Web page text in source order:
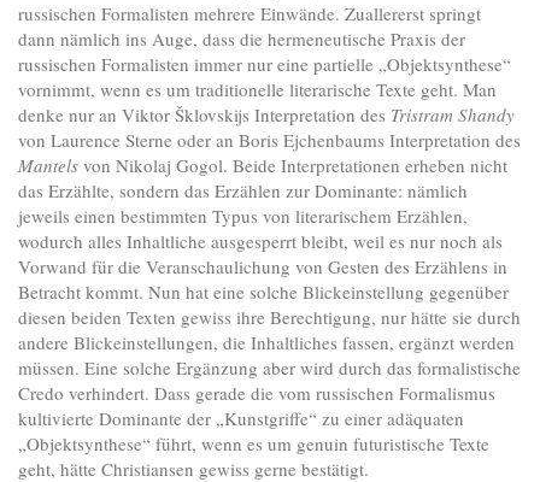
russischen Formalisten mehrere Einwände. Zuallererst springt
dann nämlich ins Auge, dass die hermeneutische Praxis der
russischen Formalisten immer nur eine partielle „Objektsynthese“
vornimmt, wenn es um traditionelle literarische Texte geht. Man
denke nur an Viktor Šklovskijs Interpretation des Tristram Shandy
von Laurence Sterne oder an Boris Ejchenbaums Interpretation des
Mantels von Nikolaj Gogol. Beide Interpretationen erheben nicht
das Erzählte, sondern das Erzählen zur Dominante: nämlich
jeweils einen bestimmten Typus von literarischem Erzählen,
wodurch alles Inhaltliche ausgesperrt bleibt, weil es nur noch als
Vorwand für die Veranschaulichung von Gesten des Erzählens in
Betracht kommt. Nun hat eine solche Blickeinstellung gegenüber
diesen beiden Texten gewiss ihre Berechtigung, nur hätte sie durch
andere Blickeinstellungen, die Inhaltliches fassen, ergänzt werden
müssen. Eine solche Ergänzung aber wird durch das formalistische
Credo verhindert. Dass gerade die vom russischen Formalismus
kultivierte Dominante der „Kunstgriffe“ zu einer adäquaten
„Objektsynthese“ führt, wenn es um genuin futuristische Texte
geht, hätte Christiansen gewiss gerne bestätigt.